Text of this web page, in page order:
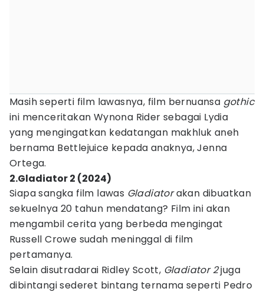
Masih seperti film lawasnya, film bernuansa gothic
ini menceritakan Wynona Rider sebagai Lydia
yang mengingatkan kedatangan makhluk aneh
bernama Bettlejuice kepada anaknya, Jenna
Ortega.
2.Gladiator 2 (2024)
Siapa sangka film lawas Gladiatorakan dibuatkan
sekuelnya 20 tahun mendatang? Film ini akan
mengambil cerita yang berbeda mengingat
Russell Crowe sudah meninggal di film
pertamanya.
Selain disutradarai Ridley Scott, Gladiator 2juga
dibintangi sederet bintang ternama seperti Pedro